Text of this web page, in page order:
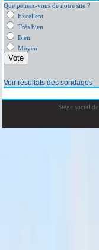
Que pensez-vous de notre site ?
Excellent
Très bien
Bien
Moyen
Voir résultats des sondages
Siège social